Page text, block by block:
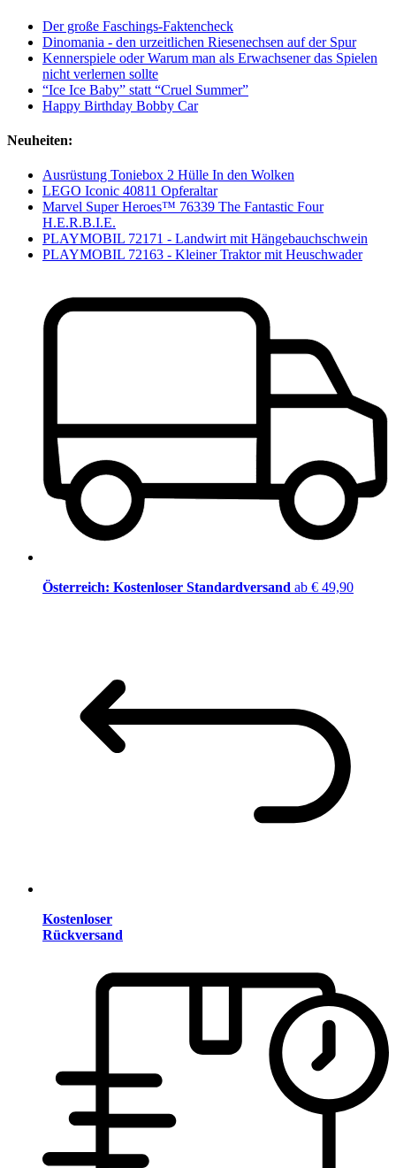
Der große Faschings-Faktencheck
Dinomania - den urzeitlichen Riesenechsen auf der Spur
Kennerspiele oder Warum man als Erwachsener das Spielen
nicht verlernen sollte
“Ice Ice Baby” statt “Cruel Summer”
Happy Birthday Bobby Car
Neuheiten:
Ausrüstung Toniebox 2 Hülle In den Wolken
LEGO Iconic 40811 Opferaltar
Marvel Super Heroes™ 76339 The Fantastic Four
H.E.R.B.I.E.
PLAYMOBIL 72171 - Landwirt mit Hängebauchschwein
PLAYMOBIL 72163 - Kleiner Traktor mit Heuschwader
Österreich: Kostenloser Standardversand ab € 49,90
Kostenloser
Rückversand